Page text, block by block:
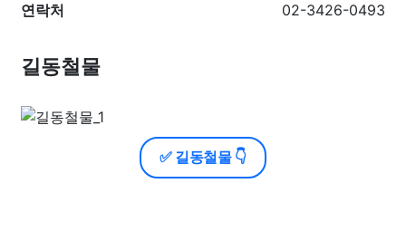
연락처 02-3426-0493
길동철물
✅ 길동철물 👇